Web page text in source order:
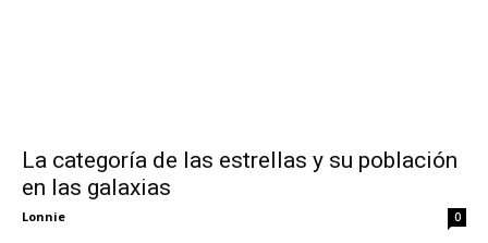
La categoría de las estrellas y su población
en las galaxias
Lonnie 0